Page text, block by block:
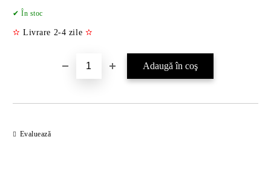
✔ În stoc
✫ Livrare 2-4 zile ✫
Evaluează